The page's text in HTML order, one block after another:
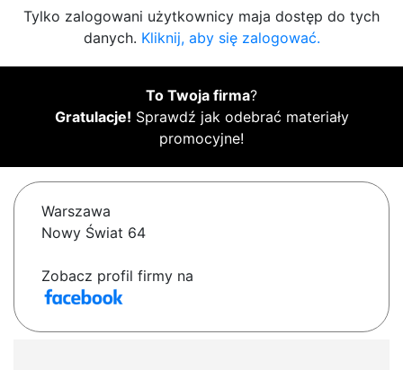
Tylko zalogowani użytkownicy maja dostęp do tych
danych. Kliknij, aby się zalogować.
To Twoja firma?
Gratulacje! Sprawdź jak odebrać materiały
promocyjne!
Warszawa
Nowy Świat 64
Zobacz profil firmy na